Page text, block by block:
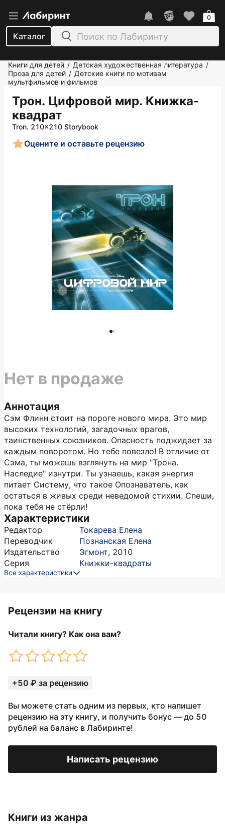
Каталог
0
Книги для детей / Детская художественная литература /
Проза для детей / Детские книги по мотивам
мультфильмов и фильмов
Трон. Цифровой мир. Книжка-
квадрат
Tron. 210x210 Storybook
Оцените и оставьте рецензию
Аннотация
Сэм Флинн стоит на пороге нового мира. Это мир
высоких технологий, загадочных врагов,
таинственных союзников. Опасность поджидает за
каждым поворотом. Но тебе повезло! В отличие от
Сэма, ты можешь взглянуть на мир "Трона.
Наследие" изнутри. Ты узнаешь, какая энергия
питает Систему, что такое Опознаватель, как
остаться в живых среди неведомой стихии. Спеши,
пока тебя не стёрли!
Характеристики
Редактор
Токарева Елена
Переводчик
Познанская Елена
Издательство
Эгмонт, 2010
Серия
Книжки-квадраты
Все характеристики
Нет в продаже
Рецензии на книгу
Читали книгу? Как она вам?
+50 ₽ за рецензию
Вы можете стать одним из первых, кто напишет
рецензию на эту книгу, и получить бонус — до 50
рублей на баланс в Лабиринте!
Написать рецензию
Книги из жанра